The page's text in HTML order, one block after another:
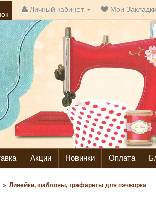
Личный кабинет Мои
Акции Новинки Оплата
» Линейки, шаблоны, трафареты для пэчворка